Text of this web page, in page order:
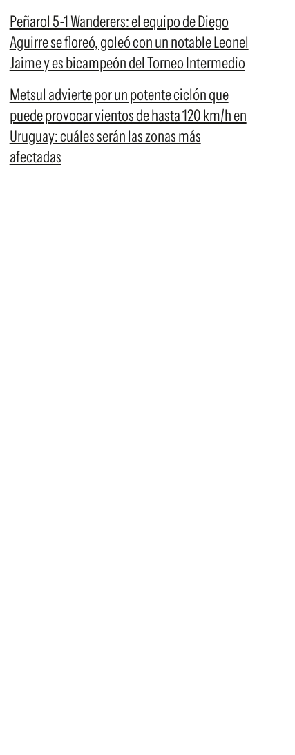
Peñarol 5-1 Wanderers: el equipo de Diego
Aguirre se floreó, goleó con un notable Leonel
Jaime y es bicampeón del Torneo Intermedio
Metsul advierte por un potente ciclón que
puede provocar vientos de hasta 120 km/h en
Uruguay: cuáles serán las zonas más
afectadas